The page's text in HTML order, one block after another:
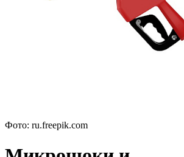
Фото: ru.freepik.com